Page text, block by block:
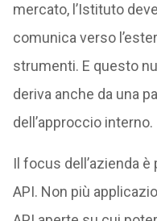
mercato, l’Istituto
comunica verso
strumenti. E questo
deriva anche da una
dell’approccio interno.
Il focus dell’azienda
API. Non più